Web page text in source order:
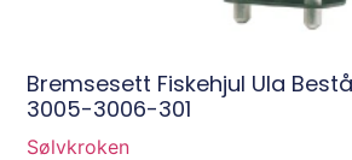
Bremsesett Fiskehjul Ula
3005-3006-301
Sølvkroken